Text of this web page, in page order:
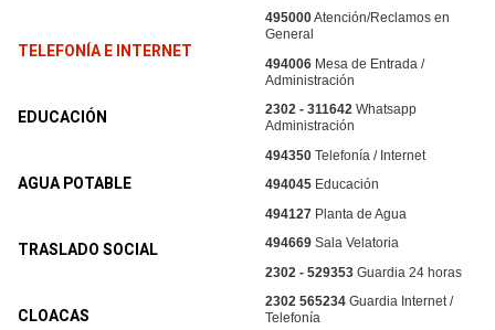
TELEFONÍA E INTERNET
EDUCACIÓN
AGUA POTABLE
TRASLADO SOCIAL
CLOACAS
495000Atención/Reclamos en
General
494006 Mesa de Entrada /
Administración
2302 - 311642 Whatsapp
Administración
494350 Telefonía / Internet
494045 Educación
494127 Planta de Agua
494669 Sala Velatoria
2302 - 529353 Guardia 24 horas
2302 565234 Guardia Internet /
Telefonía